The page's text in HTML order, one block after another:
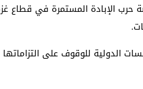
حرب الإبادة المستمرة في
الدولية للوقوف على